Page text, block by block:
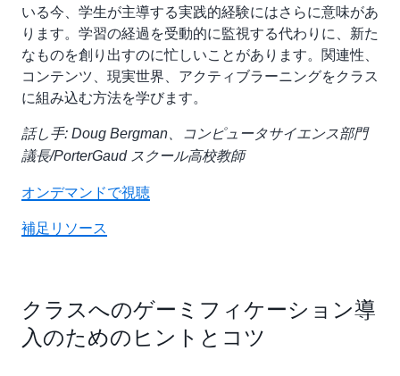
いる今、学生が主導する実践的経験にはさらに意味があ
ります。学習の経過を受動的に監視する代わりに、新た
なものを創り出すのに忙しいことがあります。関連性、
コンテンツ、現実世界、アクティブラーニングをクラス
に組み込む方法を学びます。
話し手: Doug Bergman、コンピュータサイエンス部門
議長/PorterGaud スクール高校教師
オンデマンドで視聴
補足リソース
クラスへのゲーミフィケーション導
入のためのヒントとコツ